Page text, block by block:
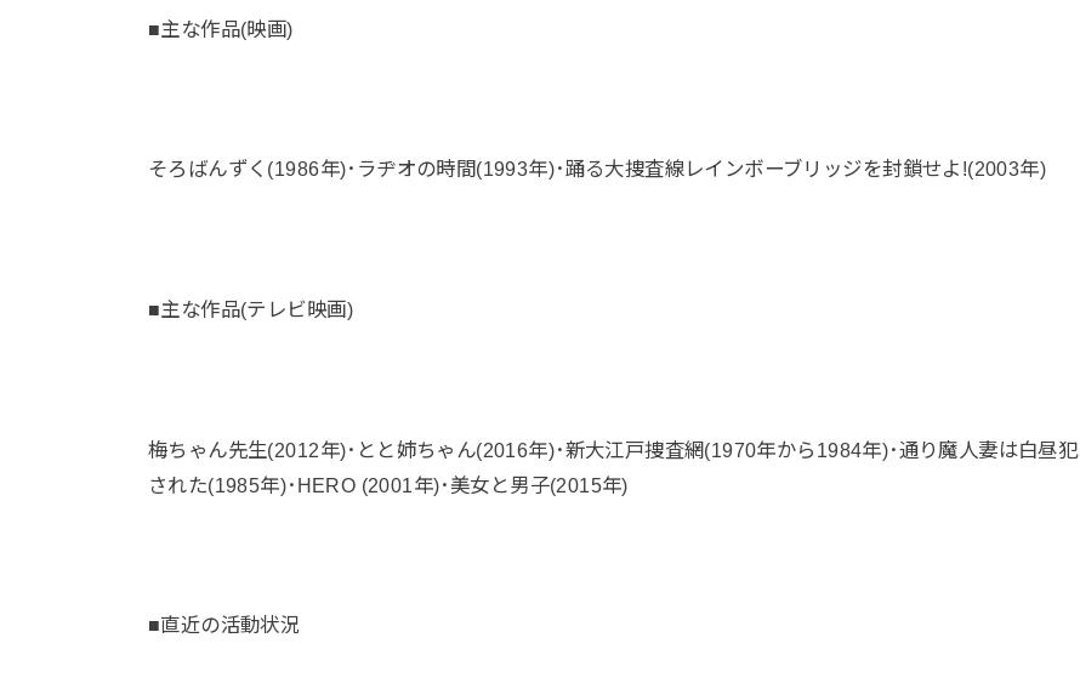
■主な作品(映画)
そろばんずく(1986年)･ラヂオの時間(1993年)･踊る大捜査線レインボーブリッジを封鎖せよ!(2003年)
■主な作品(テレビ映画)
梅ちゃん先生(2012年)･とと姉ちゃん(2016年)･新大江戸捜査網(1970年から1984年)･通り魔人妻は白昼犯
された(1985年)･HERO (2001年)･美女と男子(2015年)
■直近の活動状況